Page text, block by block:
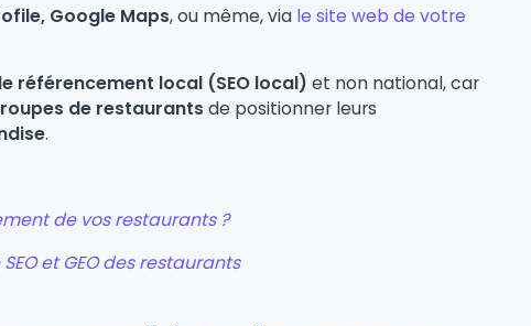
Google Maps, ou même, via le site web de votre
le référencement local (SEO local) et non national, car
de restaurantsde positionner leurs
.
de vos restaurants ?
et GEO des restaurants